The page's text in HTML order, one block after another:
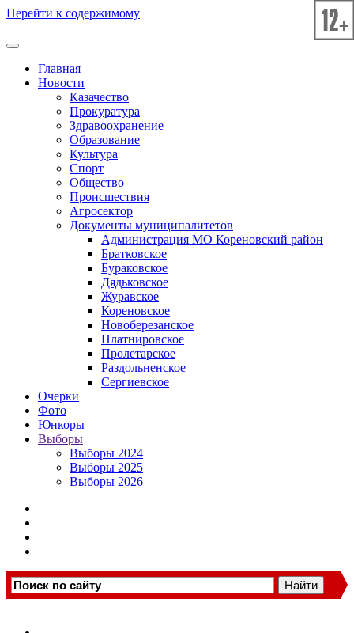
Перейти к содержимому
Главная
Новости
Казачество
Прокуратура
Здравоохранение
Образование
Культура
Спорт
Общество
Происшествия
Агросектор
Документы муниципалитетов
Администрация МО Кореновский район
Братковское
Бураковское
Дядьковское
Журавское
Кореновское
Новоберезанское
Платнировское
Пролетарское
Раздольненское
Сергиевское
Очерки
Фото
Юнкоры
Выборы
Выборы 2024
Выборы 2025
Выборы 2026